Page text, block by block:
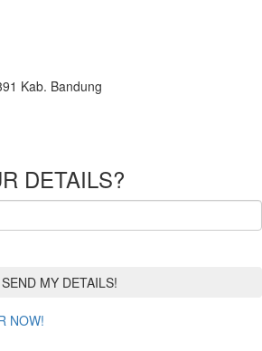
Kab. Bandung
DETAILS?
NOW!